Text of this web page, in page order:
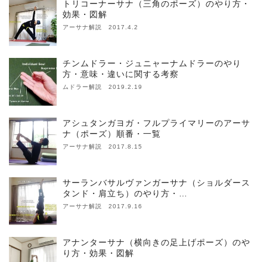
トリコーナーサナ（三角のポーズ）のやり方・
効果・図解
アーサナ解説 2017.4.2
チンムドラー・ジュニャーナムドラーのやり
方・意味・違いに関する考察
ムドラー解説 2019.2.19
アシュタンガヨガ・フルプライマリーのアーサ
ナ（ポーズ）順番・一覧
アーサナ解説 2017.8.15
サーランバサルヴァンガーサナ（ショルダース
タンド・肩立ち）のやり方・…
アーサナ解説 2017.9.16
アナンターサナ（横向きの足上げポーズ）のや
り方・効果・図解